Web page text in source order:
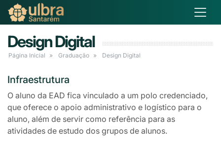
Design Digital
Página Inicial Graduação Design Digital
Infraestrutura
O aluno da EAD fica vinculado a um polo credenciado,
que oferece o apoio administrativo e logístico para o
aluno, além de servir como referência para as
atividades de estudo dos grupos de alunos.